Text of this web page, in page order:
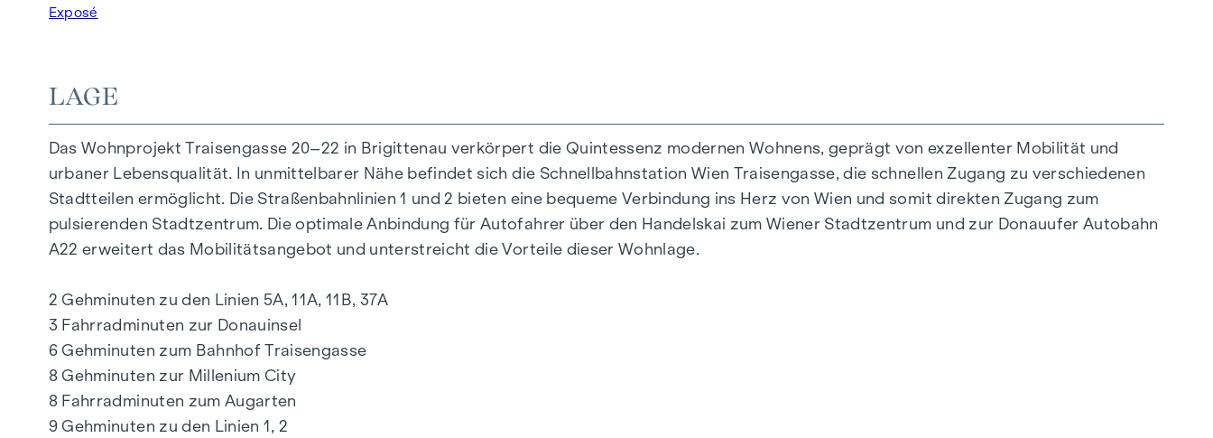
AUSSTATTUNG
Außenliegender, elektrischer Sonnenschutz
Klimaanlage im DG
Fußbodenheizung mittels Fernwärme
Photovoltaikanlage am Dach
Digitale Gegensprechanlage und
schwarzes Brett über Handyapp
Smarte Hausverwaltungs-App „puck“
HIGHLIGHTS
269 Eigentumswohnungen
1 bis 4 Zimmer mit Wohnflächen von ca. 38 bis 124 m2
Gärten, Balkone, Loggien, Dachterrassen
Kleinkinderspielplatz und Gemeinschaftsraum
Exposé
LAGE
Das Wohnprojekt Traisengasse 20–22 in Brigittenau verkörpert die Quintessenz modernen Wohnens, geprägt von exzellenter Mobilität und
urbaner Lebensqualität. In unmittelbarer Nähe befindet sich die Schnellbahnstation Wien Traisengasse, die schnellen Zugang zu verschiedenen
Stadtteilen ermöglicht. Die Straßenbahnlinien 1 und 2 bieten eine bequeme Verbindung ins Herz von Wien und somit direkten Zugang zum
pulsierenden Stadtzentrum. Die optimale Anbindung für Autofahrer über den Handelskai zum Wiener Stadtzentrum und zur Donauufer Autobahn
A22 erweitert das Mobilitätsangebot und unterstreicht die Vorteile dieser Wohnlage.
2 Gehminuten zu den Linien 5A, 11A, 11B, 37A
3 Fahrradminuten zur Donauinsel
6 Gehminuten zum Bahnhof Traisengasse
8 Gehminuten zur Millenium City
8 Fahrradminuten zum Augarten
9 Gehminuten zu den Linien 1, 2